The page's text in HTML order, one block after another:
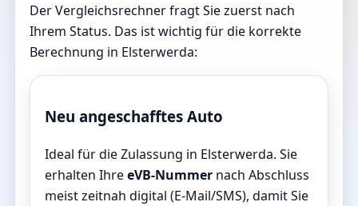
Der Vergleichsrechner fragt Sie zuerst nach
Ihrem Status. Das ist wichtig für die korrekte
Berechnung in Elsterwerda:
Neu angeschafftes Auto
Ideal für die Zulassung in Elsterwerda. Sie
erhalten IhreeVB-Nummer nach Abschluss
meist zeitnah digital (E-Mail/SMS), damit Sie